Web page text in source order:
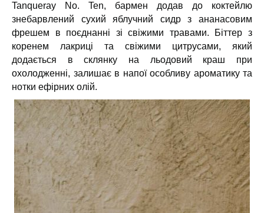
Tanqueray No. Ten, бармен додав до коктейлю
знебарвлений сухий яблучний сидр з ананасовим
фрешем в поєднанні зі свіжими травами. Біттер з
коренем лакриці та свіжими цитрусами, який
додається в склянку на льодовий краш при
охолодженні, залишає в напої особливу ароматику та
нотки ефірних олій.